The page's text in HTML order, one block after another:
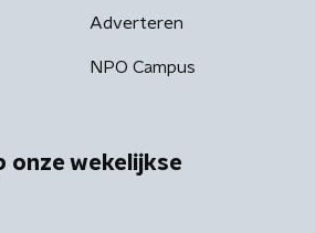
Adverteren
NPO Campus
onze wekelijkse